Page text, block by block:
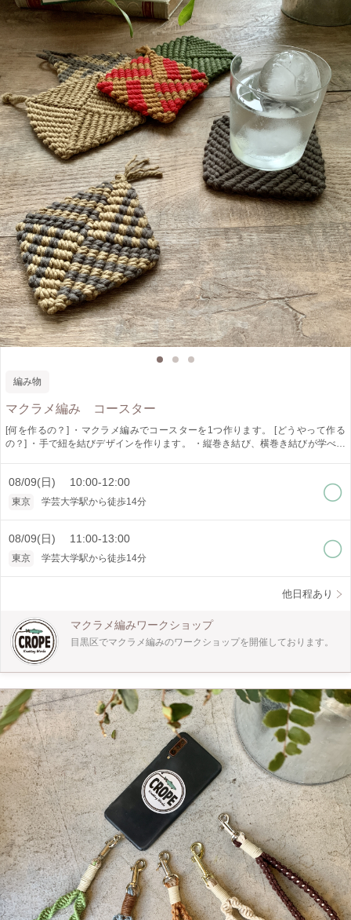
編み物
マクラメ編み コースター
[何を作るの？] ・マクラメ編みでコースターを1つ作ります。 [どうやって作る
の？] ・手で紐を結びデザインを作ります。 ・縦巻き結び、横巻き結びが学べま
が対象?] ・初心者の方でも大丈夫です。（10歳以上） [所要時間] ・2時間にして
いますが、個人差がありますので2時間以上かかることがあります。 時間に余
く作れます。 一つ作ると次に何を作ろうかなと楽しくなります。 是非体験して
08/09(日) 10:00-12:00
東京 学芸大学駅から徒歩14分
08/09(日) 11:00-13:00
東京 学芸大学駅から徒歩14分
他日程あり
マクラメ編みワークショップ
目黒区でマクラメ編みのワークショップを開催しております。